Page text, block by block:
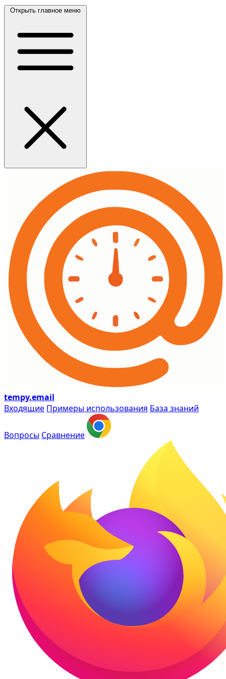
Открыть главное меню
tempy.email
Входящие Примеры использования База знаний
Вопросы Сравнение